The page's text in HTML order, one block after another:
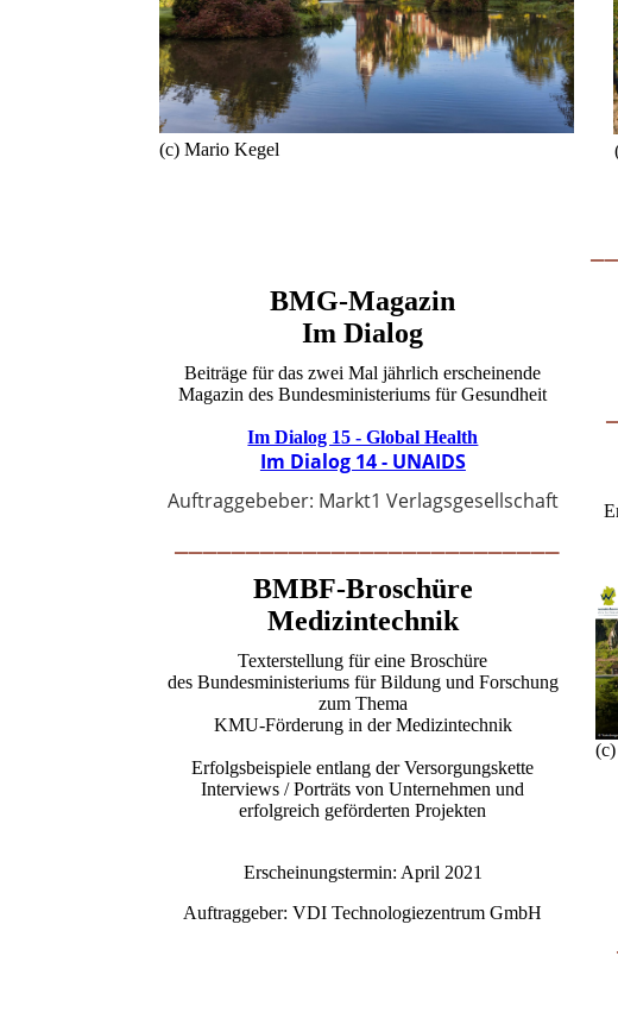
(c) Mario Kegel
BMG-Magazin
Im Dialog
Beiträge für das zwei Mal jährlich erscheinende
Magazin des Bundesministeriums für Gesundheit
Im Dialog 15 - Global Health
Im Dialog 14 - UNAIDS
Auftraggebeber: Markt1 Verlagsgesellschaft
BMBF-Broschüre
Medizintechnik
Texterstellung für eine Broschüre
des Bundesministeriums für Bildung und Forschung
zum Thema
KMU-Förderung in der Medizintechnik
Erfolgsbeispiele entlang der Versorgungskette
Interviews / Porträts von Unternehmen und
erfolgreich geförderten Projekten
Erscheinungstermin: April 2021
Auftraggeber: VDI Technologiezentrum GmbH